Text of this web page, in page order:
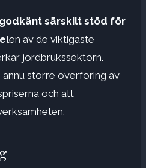
godkänt särskilt stöd för
en av de viktigaste
jordbrukssektorn.
större överföring av
och att